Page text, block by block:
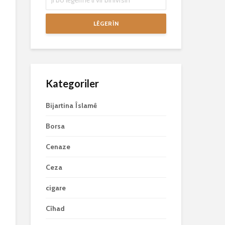
LÊGERÎN
Kategoriler
Bijartina Îslamê
Borsa
Cenaze
Ceza
cigare
Cîhad